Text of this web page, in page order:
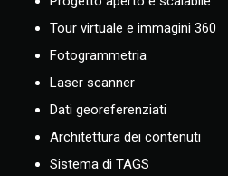
Tour virtuale e immagini 360
Fotogrammetria
Laser scanner
Dati georeferenziati
Architettura dei contenuti
Sistema di TAGS